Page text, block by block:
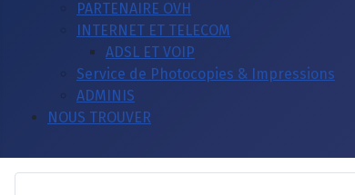
PARTENAIRE OVH
INTERNET ET TELECOM
ADSL ET VOIP
Service de Photocopies & Impressions
ADMINIS
NOUS TROUVER